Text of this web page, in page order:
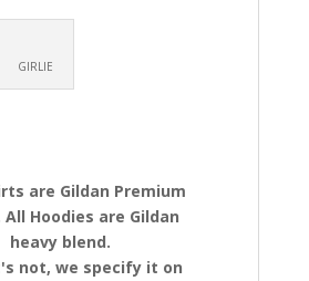
GIRLIE
are Gildan Premium
Hoodies are Gildan
heavy blend.
not, we specify it on